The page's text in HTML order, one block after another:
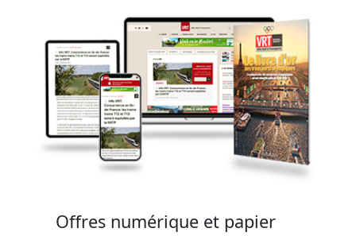
Offres numérique et papier